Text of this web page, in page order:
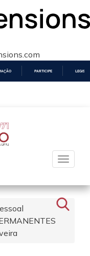
PARTICIPE
Toggle